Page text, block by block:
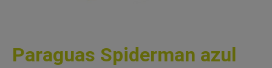
Paraguas Spiderman azul